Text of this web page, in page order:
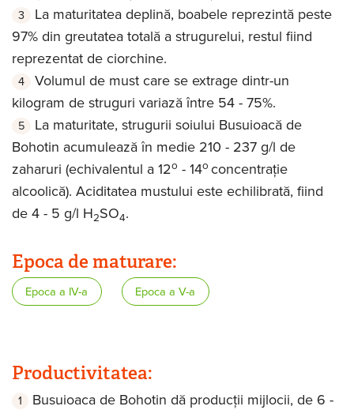
La maturitatea deplină, boabele reprezintă peste
97% din greutatea totală a strugurelui, restul fiind
reprezentat de ciorchine.
Volumul de must care se extrage dintr-un
kilogram de struguri variază între 54 - 75%.
La maturitate, strugurii soiului Busuioacă de
Bohotin acumulează în medie 210 - 237 g/l de
zaharuri (echivalentul a 12o - 14o concentrație
alcoolică). Aciditatea mustului este echilibrată, fiind
de 4 - 5 g/l H2SO4.
Epoca de maturare:
Epoca a IV-a Epoca a V-a
Productivitatea:
Busuioaca de Bohotin dă producții mijlocii, de 6 -